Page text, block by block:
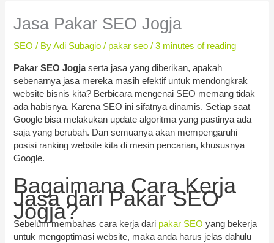
Jasa Pakar SEO Jogja
SEO / ByAdi Subagio/ pakar seo /3 minutes of reading
Pakar SEO Jogjaserta jasa yang diberikan, apakah
sebenarnya jasa mereka masih efektif untuk mendongkrak
website bisnis kita? Berbicara mengenai SEO memang tidak
ada habisnya. Karena SEO ini sifatnya dinamis. Setiap saat
Google bisa melakukan update algoritma yang pastinya ada
saja yang berubah. Dan semuanya akan mempengaruhi
posisi ranking website kita di mesin pencarian, khususnya
Google.
Bagaimana Cara Kerja
Jasa dari Pakar SEO
Jogja?
Sebelum membahas cara kerja dari pakar SEO yang bekerja
untuk mengoptimasi website, maka anda harus jelas dahulu